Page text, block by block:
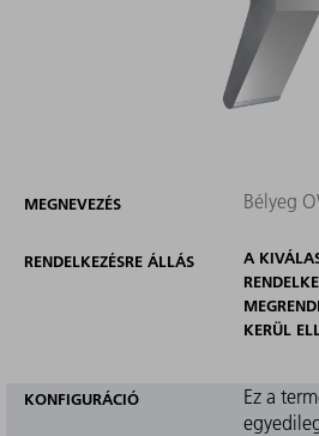
MEGNEVEZÉS Bélyeg
RENDELKEZÉSRE ÁLLÁS
A
KERÜL
KONFIGURÁCIÓ Ez a